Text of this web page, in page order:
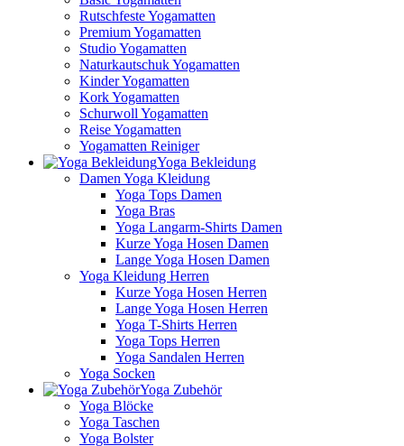
Rutschfeste Yogamatten
Premium Yogamatten
Studio Yogamatten
Naturkautschuk Yogamatten
Kinder Yogamatten
Kork Yogamatten
Schurwoll Yogamatten
Reise Yogamatten
Yogamatten Reiniger
Yoga Bekleidung
Damen Yoga Kleidung
Yoga Tops Damen
Yoga Bras
Yoga Langarm-Shirts Damen
Kurze Yoga Hosen Damen
Lange Yoga Hosen Damen
Yoga Kleidung Herren
Kurze Yoga Hosen Herren
Lange Yoga Hosen Herren
Yoga T-Shirts Herren
Yoga Tops Herren
Yoga Sandalen Herren
Yoga Socken
Yoga Zubehör
Yoga Blöcke
Yoga Taschen
Yoga Bolster